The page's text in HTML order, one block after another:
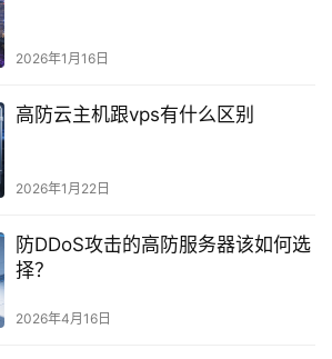
2026年1月16日
高防云主机跟vps有什么区别
2026年1月22日
防DDoS攻击的高防服务器该如何选
择？
2026年4月16日